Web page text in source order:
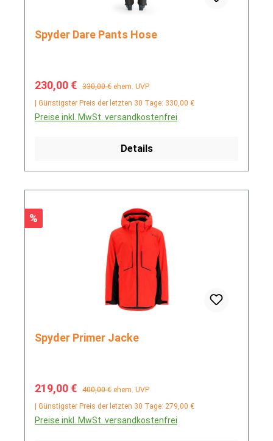
Spyder Dare Pants Hose
Verkaufspreis:
230,00 € Regulärer Preis:
330,00 € ehem. UVP
| Günstigster Preis der letzten 30 Tage: 330,00 €
Preise inkl. MwSt. versandkostenfrei
Details
Rabatt
%
Spyder Primer Jacke
Verkaufspreis:
219,00 € Regulärer Preis:
400,00 € ehem. UVP
| Günstigster Preis der letzten 30 Tage: 279,00 €
Preise inkl. MwSt. versandkostenfrei